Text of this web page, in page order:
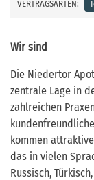
VERTRAGSARTEN:
Wir sind
Die Niedertor
zentrale Lage in
zahlreichen
kommen
das in vielen
Russisch,